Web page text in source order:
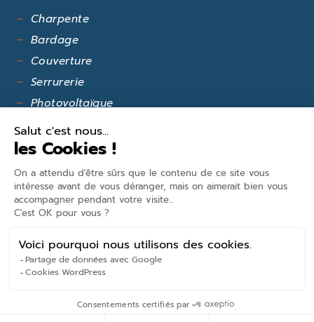
Charpente
Bardage
Couverture
Serrurerie
Photovoltaïque
L'ENTREPRISE
Certifications
Mentions légales